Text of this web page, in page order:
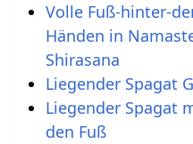
Volle Fuß-hinter-
Händen in
Shirasana
Liegender Spagat
Liegender Spagat
den Fuß